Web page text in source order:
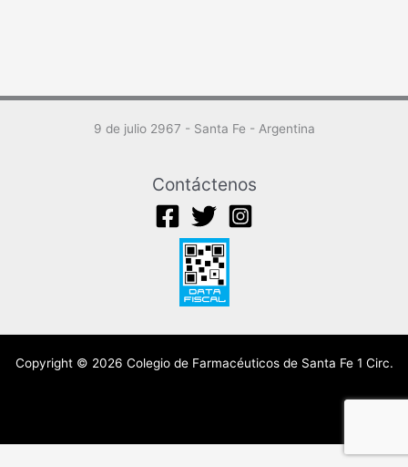
9 de julio 2967 - Santa Fe - Argentina
Contáctenos
Copyright © 2026 Colegio de Farmacéuticos de Santa Fe 1 Circ.